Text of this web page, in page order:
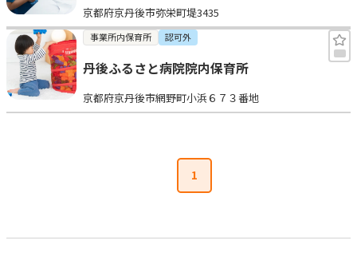
京都府京丹後市弥栄町堤3435
事業所内保育所 認可外
丹後ふるさと病院院内保育所
京都府京丹後市網野町小浜６７３番地
1